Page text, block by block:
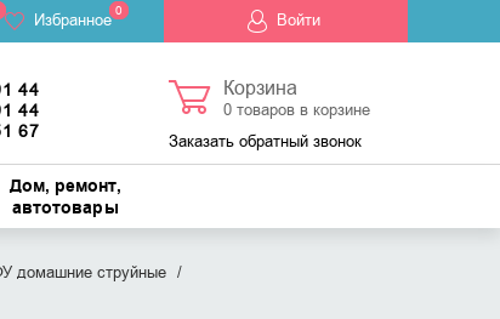
Избранное 0 Войти
44
44
67
Корзина
0товаров в корзине
Заказать обратный звонок
Дом, ремонт,
автотовары
домашние струйные